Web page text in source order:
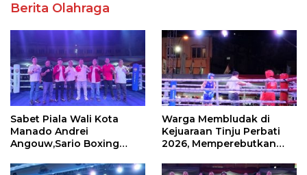
Berita Olahraga
Sabet Piala Wali Kota
Manado Andrei
Angouw,Sario Boxing
Perbati 2026
Warga Membludak di
Kejuaraan Tinju Perbati
2026, Memperebutkan